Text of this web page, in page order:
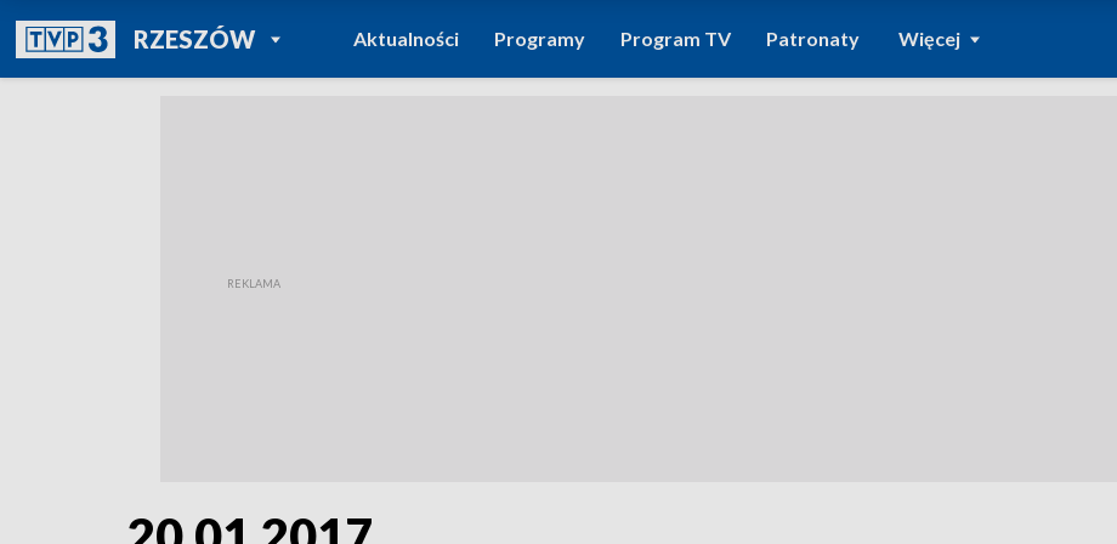
RZESZÓWPOWRÓT DO
TVP REGIONY
Aktualności Programy Program TV Patronaty Więcej